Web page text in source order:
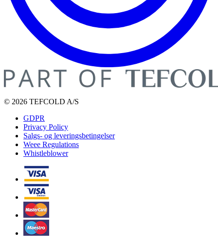
© 2026 TEFCOLD A/S
GDPR
Privacy Policy
Salgs- og leveringsbetingelser
Weee Regulations
Whistleblower